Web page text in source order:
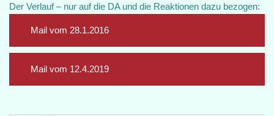
Der Verlauf – nur auf die DA und die Reaktionen dazu bezogen:
Mail vom 28.1.2016
Mail vom 12.4.2019